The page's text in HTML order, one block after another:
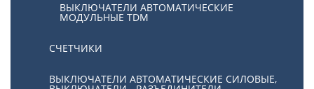
ВЫКЛЮЧАТЕЛИ АВТОМАТИЧЕСКИЕ
МОДУЛЬНЫЕ TDM
СЧЕТЧИКИ
ВЫКЛЮЧАТЕЛИ АВТОМАТИЧЕСКИЕ СИЛОВЫЕ,